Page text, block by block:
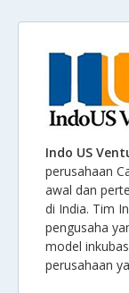
Indo US
perusahaan
awal dan
di India. Tim
pengusaha
model
perusahaan